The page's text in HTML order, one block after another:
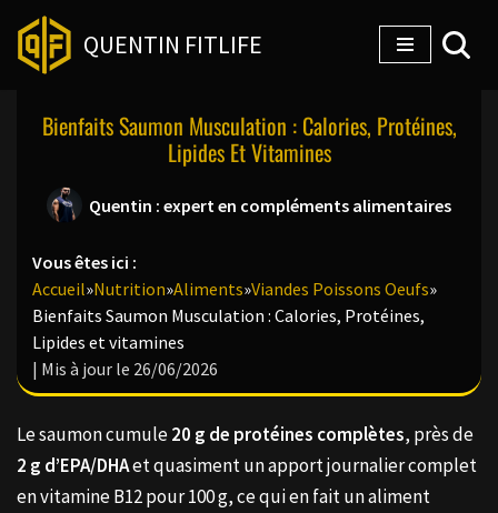
Aller
contenu
QUENTIN FITLIFE
Bienfaits Saumon Musculation : Calories, Protéines,
Lipides Et Vitamines
Quentin : expert en compléments alimentaires
Vous êtes ici :
Accueil»Nutrition»Aliments»Viandes Poissons Oeufs»
Bienfaits Saumon Musculation : Calories, Protéines,
Lipides et vitamines
| Mis à jour le 26/06/2026
Le saumon cumule20 g de protéines complètes, près de
2 g d’EPA/DHAet quasiment un apport journalier complet
en vitamine B12 pour 100 g, ce qui en fait un aliment